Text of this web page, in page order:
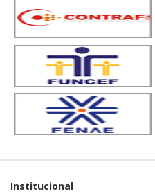
Institucional